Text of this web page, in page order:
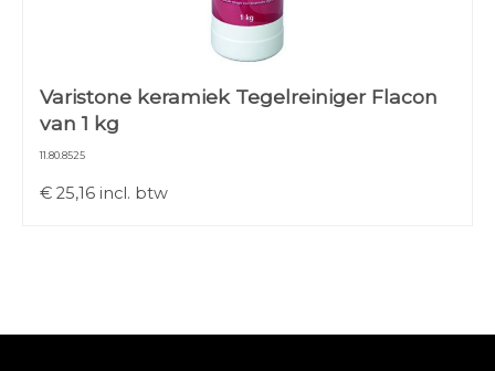
Varistone keramiek Tegelreiniger Flacon
van 1 kg
11.80.8525
€ 25,16 incl. btw